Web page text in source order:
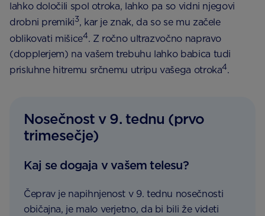
lahko določili spol otroka, lahko pa so vidni njegovi
drobni premiki3, kar je znak, da so se mu začele
oblikovati mišice4. Z ročno ultrazvočno napravo
(dopplerjem) na vašem trebuhu lahko babica tudi
prisluhne hitremu srčnemu utripu vašega otroka4.
Nosečnost v 9. tednu (prvo
trimesečje)
Kaj se dogaja v vašem telesu?
Čeprav je napihnjenost v 9. tednu nosečnosti
običajna, je malo verjetno, da bi bili že videti